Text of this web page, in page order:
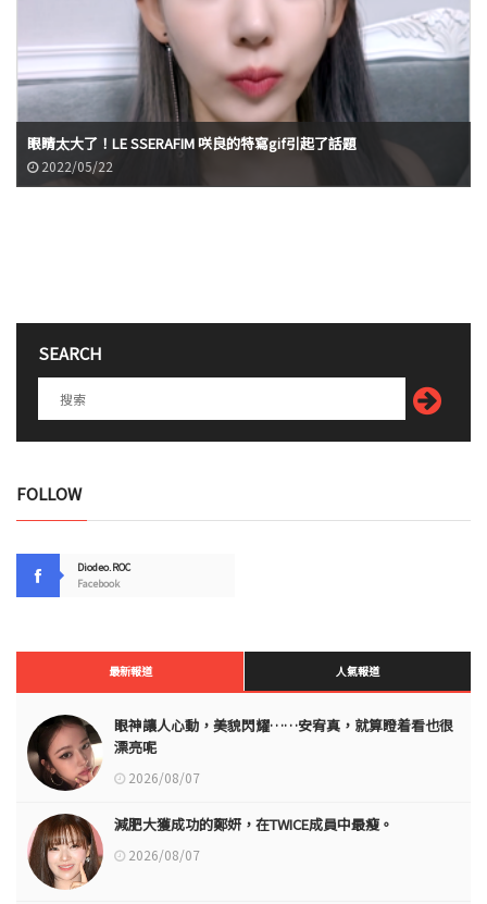
眼睛太大了！LE SSERAFIM 咲良的特寫gif引起了話題
2022/05/22
SEARCH
FOLLOW
Diodeo.ROC
Facebook
最新報道 人氣報道
眼神讓人心動，美貌閃耀……安宥真，就算瞪着看也很
漂亮呢
2026/08/07
減肥大獲成功的鄭妍，在TWICE成員中最瘦。
2026/08/07